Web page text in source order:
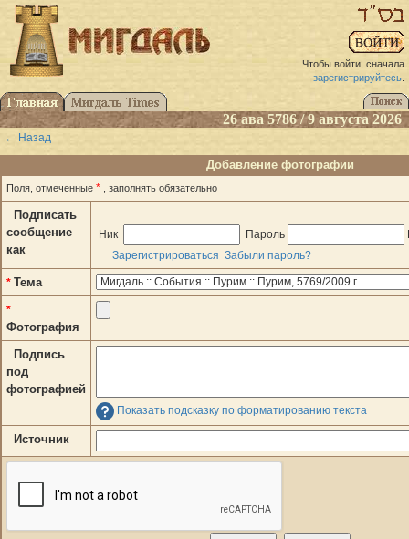
Чтобы войти, сначала
зарегистрируйтесь.
26 ава 5786 / 9 августа 2026
← Назад
Добавление фотографии
Поля, отмеченные * , заполнять обязательно
Подписать
сообщение
как
Ник Пароль
Зарегистрироваться Забыли пароль?
* Тема
*
Фотография
Подпись
под
фотографией
Показать подсказку по форматированию текста
Источник